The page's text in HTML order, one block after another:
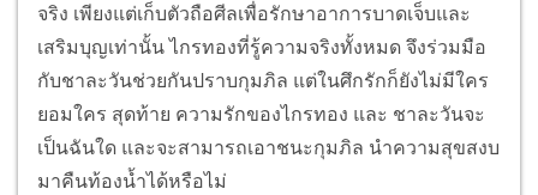
จริง เพียงแต่เก็บตัวถือศีลเพื่อรักษาอาการบาดเจ็บและ
เสริมบุญเท่านั้น ไกรทองที่รู้ความจริงทั้งหมด จึงร่วมมือ
กับชาละวันช่วยกันปราบกุมภิล แต่ในศึกรักก็ยังไม่มีใคร
ยอมใคร สุดท้าย ความรักของไกรทอง และ ชาละวันจะ
เป็นฉันใด และจะสามารถเอาชนะกุมภิล นำความสุขสงบ
มาคืนท้องน้ำได้หรือไม่